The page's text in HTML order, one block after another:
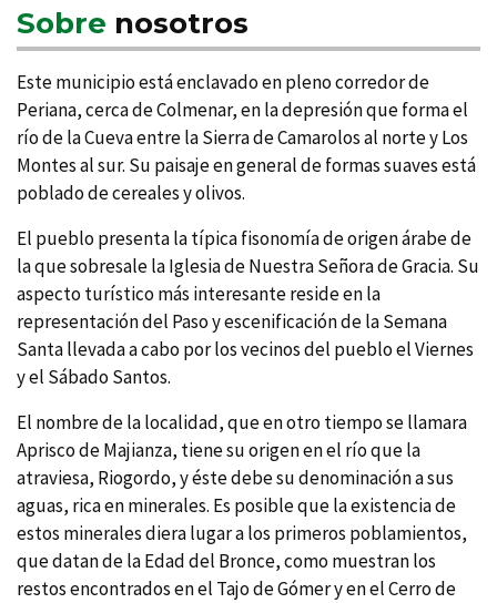
Sobre nosotros
Este municipio está enclavado en pleno corredor de
Periana, cerca de Colmenar, en la depresión que forma el
rí­o de la Cueva entre la Sierra de Camarolos al norte y Los
Montes al sur. Su paisaje en general de formas suaves está
poblado de cereales y olivos.
El pueblo presenta la tí­pica fisonomí­a de origen árabe de
la que sobresale la Iglesia de Nuestra Señora de Gracia. Su
aspecto turí­stico más interesante reside en la
representación del Paso y escenificación de la Semana
Santa llevada a cabo por los vecinos del pueblo el Viernes
y el Sábado Santos.
El nombre de la localidad, que en otro tiempo se llamara
Aprisco de Majianza, tiene su origen en el río que la
atraviesa, Riogordo, y éste debe su denominación a sus
aguas, rica en minerales. Es posible que la existencia de
estos minerales diera lugar a los primeros poblamientos,
que datan de la Edad del Bronce, como muestran los
restos encontrados en el Tajo de Gómer y en el Cerro de